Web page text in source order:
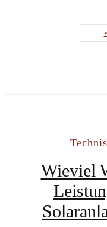
Wieviel